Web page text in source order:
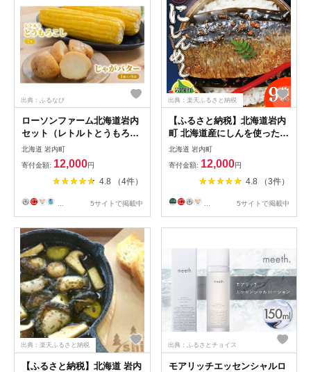
出典：ふるなび
ローソンファーム北海道岩内
セット（レトルトとうもろこ
し＆じゃがバタ―）トウモロ
コシ とうもろこし じゃがい
も ジャガイモ ジャガバター
野菜 セット 詰め合わせ ロー
ソン こだわり レトルト コー
ン 簡単調理 温めるだけ 一人
北海道 岩内町
寄付金額: 12,000円
4.8 （4件）
5サイトで掲載中
出典：楽天ふるさと納税
【ふるさと納税】北海道岩内
町 北海道産にしんを使った
「にしんめし」9袋 F21H-432
北海道 岩内町
寄付金額: 12,000円
4.8 （3件）
5サイトで掲載中
出典：楽天ふるさと納税
【ふるさと納税】北海道 岩内
出典：ふるさとチョイス
モアリッチエッセンシャルロ